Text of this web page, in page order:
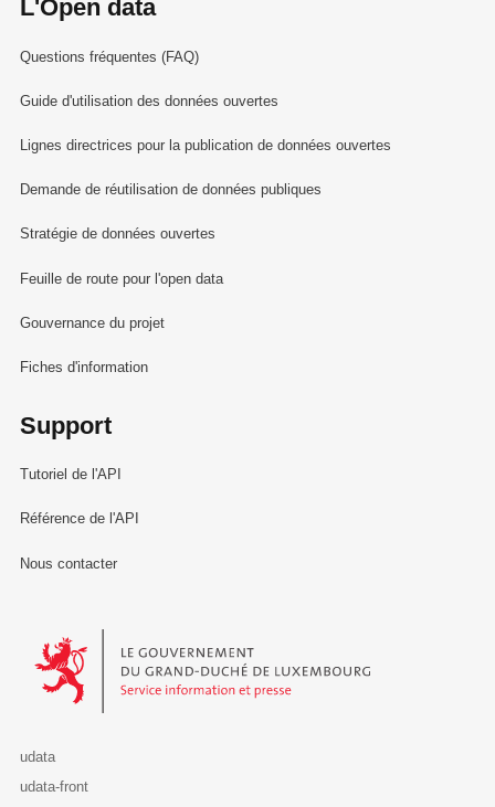
L'Open data
Questions fréquentes (FAQ)
Guide d'utilisation des données ouvertes
Lignes directrices pour la publication de données ouvertes
Demande de réutilisation de données publiques
Stratégie de données ouvertes
Feuille de route pour l'open data
Gouvernance du projet
Fiches d'information
Support
Tutoriel de l'API
Référence de l'API
Nous contacter
Le Gouvernement du Grand-Duché de Luxembourg - Service
udata
udata-front